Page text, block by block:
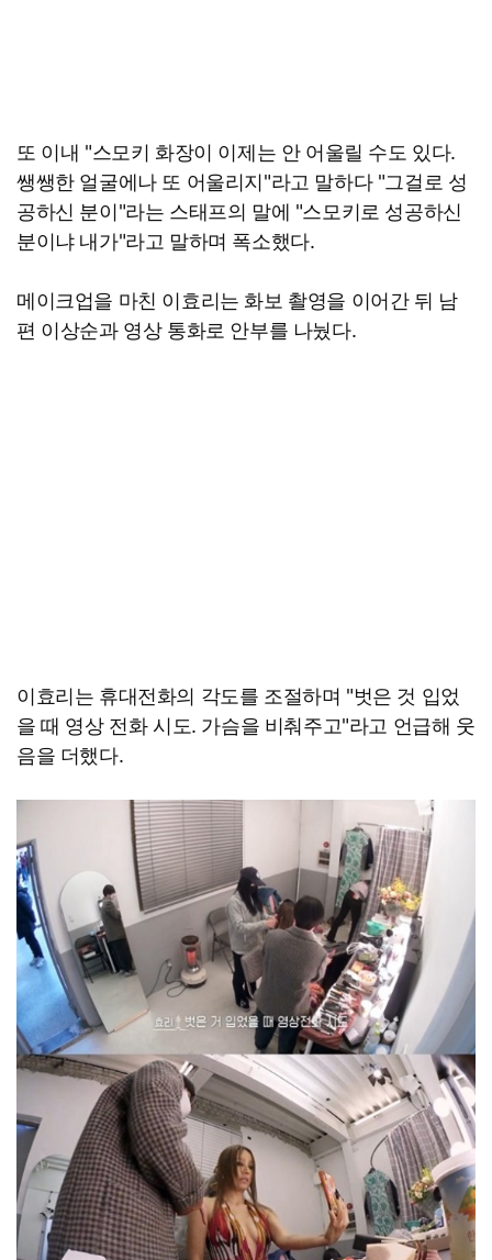
또 이내 "스모키 화장이 이제는 안 어울릴 수도 있다.
쌩쌩한 얼굴에나 또 어울리지"라고 말하다 "그걸로 성
공하신 분이"라는 스태프의 말에 "스모키로 성공하신
분이냐 내가"라고 말하며 폭소했다.
메이크업을 마친 이효리는 화보 촬영을 이어간 뒤 남
편 이상순과 영상 통화로 안부를 나눴다.
이효리는 휴대전화의 각도를 조절하며 "벗은 것 입었
을 때 영상 전화 시도. 가슴을 비춰주고"라고 언급해 웃
음을 더했다.